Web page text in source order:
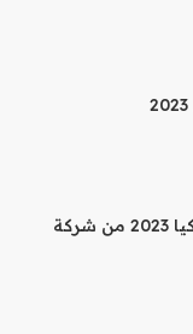
أرخص أسعار للفنادق في تركيا 2023 من شركة